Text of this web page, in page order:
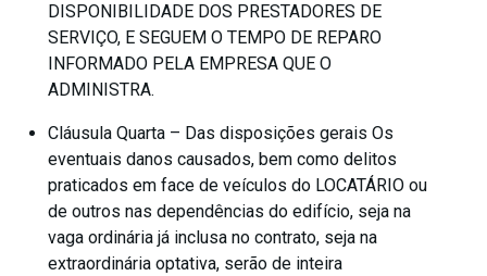
DISPONIBILIDADE DOS PRESTADORES DE
SERVIÇO, E SEGUEM O TEMPO DE REPARO
INFORMADO PELA EMPRESA QUE O
ADMINISTRA.
Cláusula Quarta – Das disposições gerais Os
eventuais danos causados, bem como delitos
praticados em face de veículos do LOCATÁRIO ou
de outros nas dependências do edifício, seja na
vaga ordinária já inclusa no contrato, seja na
extraordinária optativa, serão de inteira